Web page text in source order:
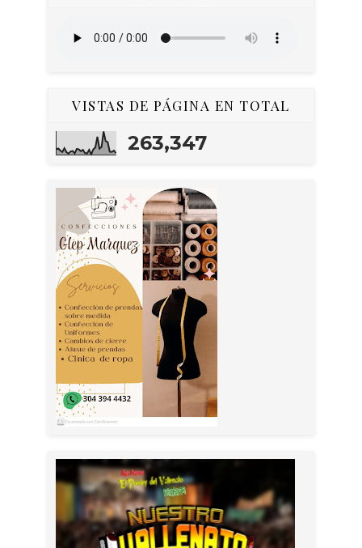
VISTAS DE PÁGINA EN TOTAL
263,347